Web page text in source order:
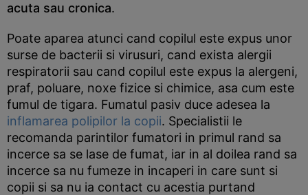
acuta sau cronica.
Poate aparea atunci cand copilul este expus unor
surse de bacterii si virusuri, cand exista alergii
respiratorii sau cand copilul este expus la alergeni,
praf, poluare, noxe fizice si chimice, asa cum este
fumul de tigara. Fumatul pasiv duce adesea la
inflamarea polipilor la copii. Specialistii le
recomanda parintilor fumatori in primul rand sa
incerce sa se lase de fumat, iar in al doilea rand sa
incerce sa nu fumeze in incaperi in care sunt si
copii si sa nu ia contact cu acestia purtand